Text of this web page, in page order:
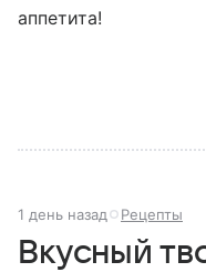
аппетита!
1 день назад Рецепты
Вкусный